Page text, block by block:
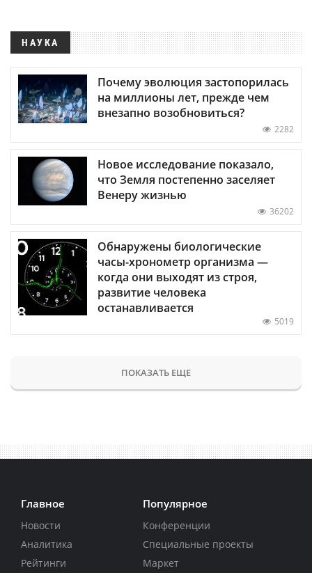
НАУКА
Почему эволюция застопорилась
на миллионы лет, прежде чем
внезапно возобновиться?
2282
Новое исследование показало,
что Земля постепенно заселяет
Венеру жизнью
36202
Обнаружены биологические
часы-хронометр организма —
когда они выходят из строя,
развитие человека
останавливается
5019
ПОКАЗАТЬ ЕЩЕ
Главное
Новости
Аналитика
Рейтинги
Популярное
Конференции
Специальные проекты
Маркет